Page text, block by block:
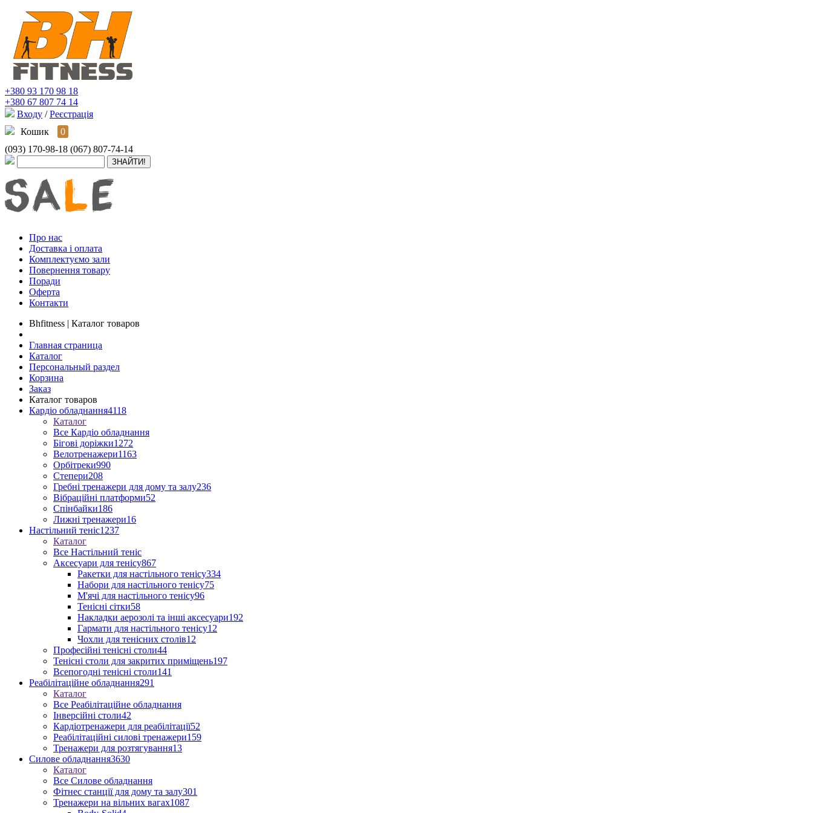
+380 93 170 98 18
+380 67 807 74 14
Входу / Реєстрація
Кошик
0
(093) 170-98-18 (067) 807-74-14
Про нас
Доставка і оплата
Комплектуємо зали
Повернення товару
Поради
Оферта
Контакти
Bhfitness | Каталог товаров
Главная страница
Каталог
Персональный раздел
Корзина
Заказ
Каталог товаров
Кардіо обладнання4118
Каталог
Все Кардіо обладнання
Бігові доріжки1272
Велотренажери1163
Орбітреки990
Степери208
Гребні тренажери для дому та залу236
Вібраційні платформи52
Спінбайки186
Лижні тренажери16
Настільний теніс1237
Каталог
Все Настільний теніс
Аксесуари для тенісу867
Ракетки для настільного тенісу334
Набори для настільного тенісу75
М'ячі для настільного тенісу96
Тенісні сітки58
Накладки аерозолі та інші аксесуари192
Гармати для настільного тенісу12
Чохли для тенісних столів12
Професійні тенісні столи44
Тенісні столи для закритих приміщень197
Всепогодні тенісні столи141
Реабілітаційне обладнання291
Каталог
Все Реабілітаційне обладнання
Інверсійні столи42
Кардіотренажери для реабілітації52
Реабілітаційні силові тренажери159
Тренажери для розтягування13
Силове обладнання3630
Каталог
Все Силове обладнання
Фітнес станції для дому та залу301
Тренажери на вільних вагах1087